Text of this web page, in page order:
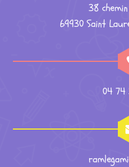
38
69930 Saint
04 74